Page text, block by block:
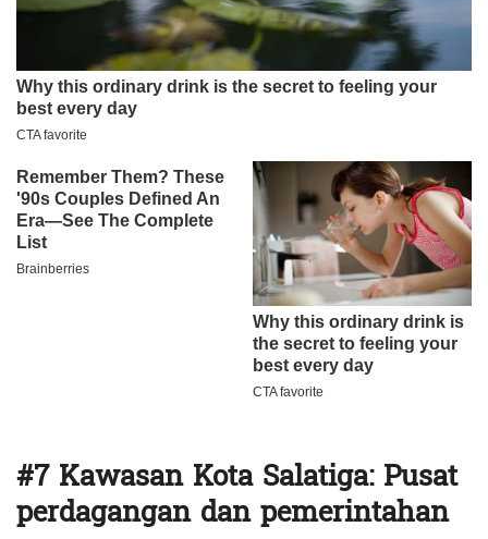
#7 Kawasan Kota Salatiga: Pusat
perdagangan dan pemerintahan